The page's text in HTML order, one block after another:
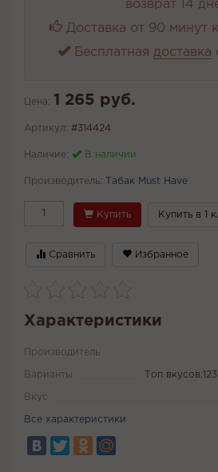
возврат 14
Доставка от 90 минут
Бесплатная доставка
Цена: 1 265 руб.
Артикул: #314424
Наличие: В наличии
Производитель: Табак Must Have
Купить Купить в 1
Сравнить Избранное
Характеристики
Производитель
Варианты Топ
Вкус
Все характеристики